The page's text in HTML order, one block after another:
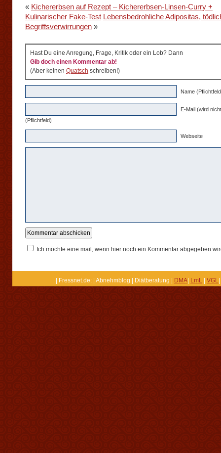
« Kichererbsen auf Rezept – Kichererbsen-Linsen-Curry +
Kulinarischer Fake-Test Lebensbedrohliche Adipositas,
Begriffsverwirrungen »
Hast Du eine Anregung, Frage, Kritik oder ein Lob? Dann
Gib doch einen Kommentar ab!
(Aber keinen Quatsch schreiben!)
Name
E-Mail (wird
(Pflichtfeld)
Webseite
Ich möchte eine mail, wenn hier noch ein Kommentar abgegeben
| Fressnet.de: | Abnehmblog | Diätberatung | DMA LmL VGL